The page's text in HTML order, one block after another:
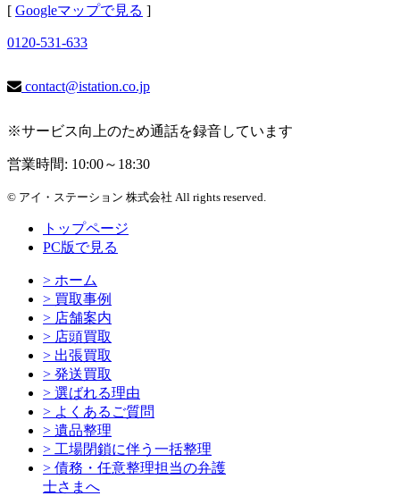
[ Googleマップで見る ]
0120-531-633
contact@istation.co.jp
※サービス向上のため通話を録音しています
営業時間: 10:00～18:30
© アイ・ステーション 株式会社 All rights reserved.
トップページ
PC版で見る
> ホーム
> 買取事例
> 店舗案内
> 店頭買取
> 出張買取
> 発送買取
> 選ばれる理由
> よくあるご質問
> 遺品整理
> 工場閉鎖に伴う一括整理
> 債務・任意整理担当の弁護
士さまへ